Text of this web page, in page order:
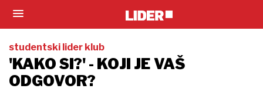
studentski lider klub
'KAKO SI?' - KOJI JE VAŠ
ODGOVOR?